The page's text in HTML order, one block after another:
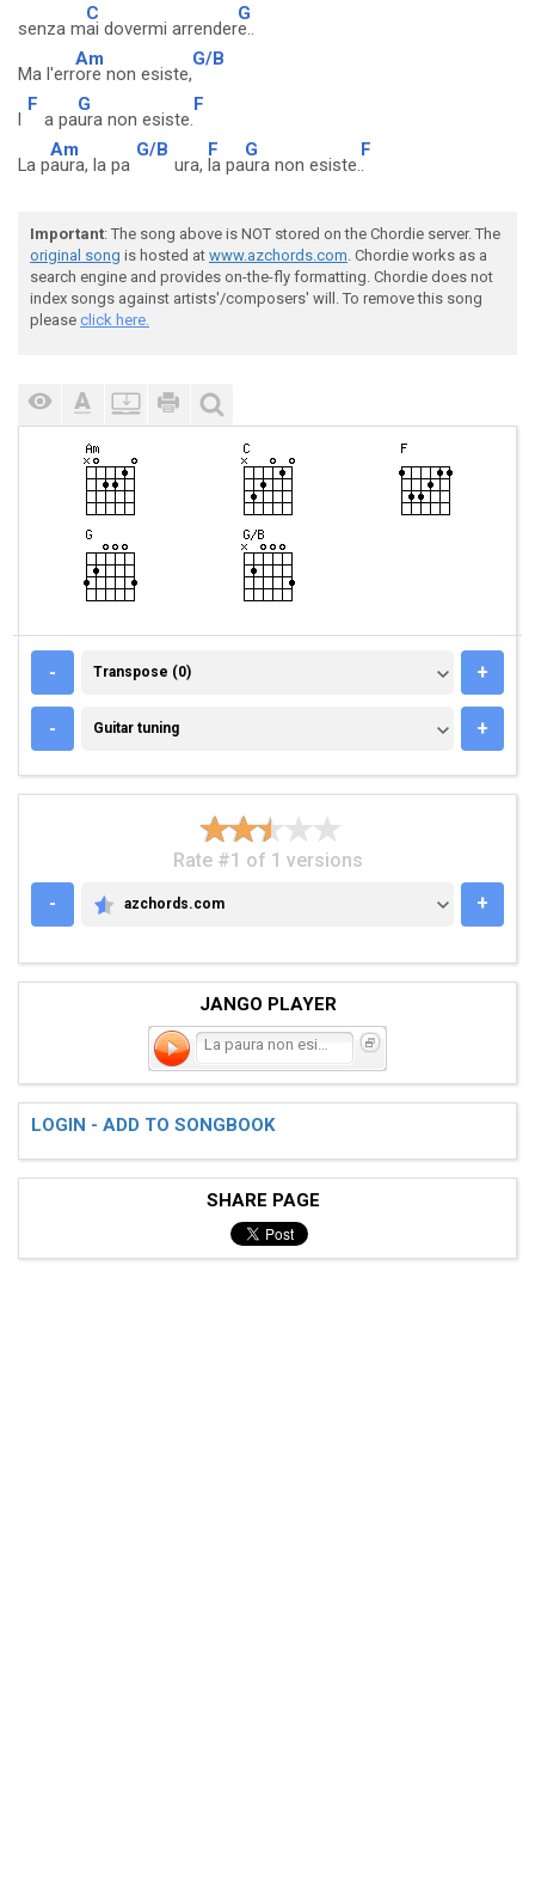
senza m
C
ai dovermi arrender
G
e..
Ma l'err
Am
ore non esiste,
G/B
l
F
a pa
G
ura non esiste.
F
La p
Am
aura, la pa
G/B
ura,
F
la pa
G
ura non esiste.
F
.
Important: The song above is NOT stored on the Chordie server. The
original song is hosted at www.azchords.com. Chordie works as a
search engine and provides on-the-fly formatting. Chordie does not
index songs against artists'/composers' will. To remove this song
please click here.
- TRANSPOSE (0)
Transpose (0) +
- GUITAR TUNING
Guitar tuning +
Rate #1 of 1 versions
-
AZCHORDS.COM
azchords.com +
JANGO PLAYER
La paura non esiste
LOGIN - ADD TO SONGBOOK
SHARE PAGE